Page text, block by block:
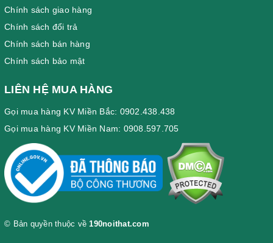
Chính sách giao hàng
Chính sách đổi trả
Chính sách bán hàng
Chính sách bảo mật
LIÊN HỆ MUA HÀNG
Gọi mua hàng KV Miền Bắc: 0902.438.438
Gọi mua hàng KV Miền Nam: 0908.597.705
© Bản quyền thuộc về190noithat.com